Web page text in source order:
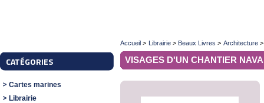
CATÉGORIES
Cartes marines
Librairie
Accueil > Librairie > Beaux Livres > Architecture >
VISAGES D'UN CHANTIER